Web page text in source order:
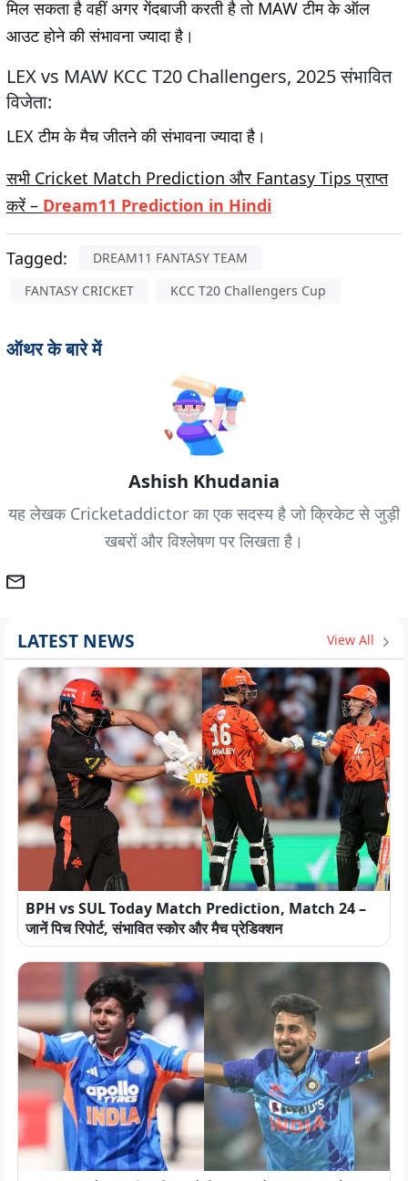
मिल सकता है वहीं अगर गेंदबाजी करती है तो MAW टीम के ऑल
आउट होने की संभावना ज्यादा है।
LEX vs MAW KCC T20 Challengers, 2025 संभावित
विजेता:
LEX टीम के मैच जीतने की संभावना ज्यादा है।
सभी Cricket Match Prediction और Fantasy Tips प्राप्त
करें – Dream11 Prediction in Hindi
Tagged:
DREAM11 FANTASY TEAM
FANTASY CRICKET
KCC T20 Challengers Cup
ऑथर के बारे में
Ashish Khudania
यह लेखक Cricketaddictor का एक सदस्य है जो क्रिकेट से जुड़ी
खबरों और विश्लेषण पर लिखता है।
LATEST NEWS View All
BPH vs SUL Today Match Prediction, Match 24 –
जानें पिच रिपोर्ट, संभावित स्कोर और मैच प्रेडिक्शन